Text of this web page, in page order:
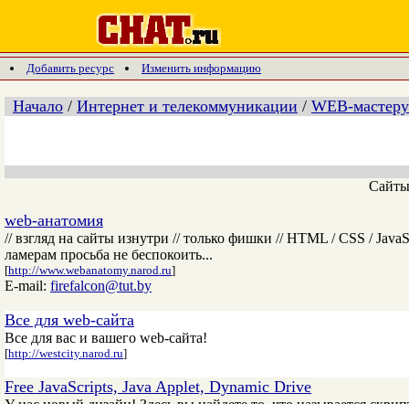
Добавить ресурс Изменить информацию
Начало / Интернет и телекоммуникации / WEB-мастеру
web-анатомия
// взгляд на сайты изнутри // только фишки // HTML / CSS /
ламерам просьба не беспокоить...
[http://www.webanatomy.narod.ru]
E-mail: firefalcon@tut.by
Все для web-сайта
Все для вас и вашего web-сайта!
[http://westcity.narod.ru]
Free JavaScripts, Java Applet, Dynamic Drive